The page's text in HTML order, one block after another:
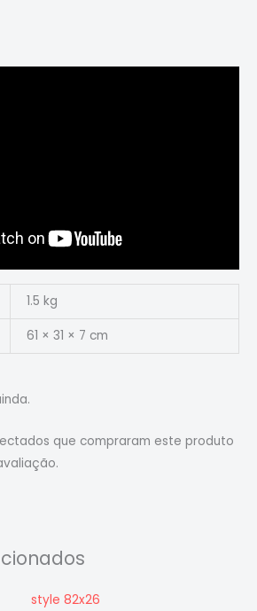
1.5 kg
61 × 31 × 7 cm
que compraram este produto